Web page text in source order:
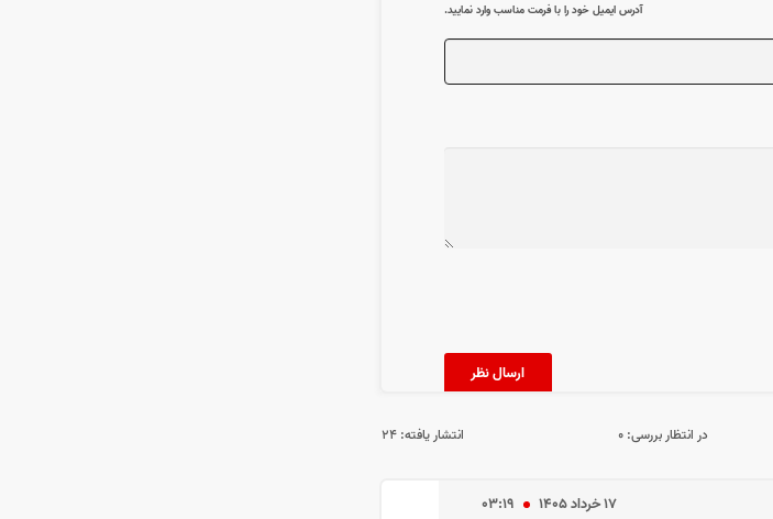
آدرس ایمیل خود را با فرمت مناسب وارد نمایید.
انتشار یافته:۲۴ در انتظار بررسی:۰
۰۳:۱۹ ۱۷ خرداد ۱۴۰۵